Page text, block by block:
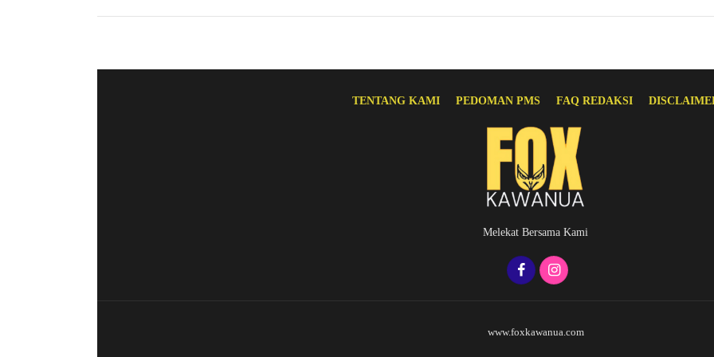
TENTANG KAMI PEDOMAN PMS FAQ REDAKSI
Melekat Bersama Kami
www.foxkawanua.com